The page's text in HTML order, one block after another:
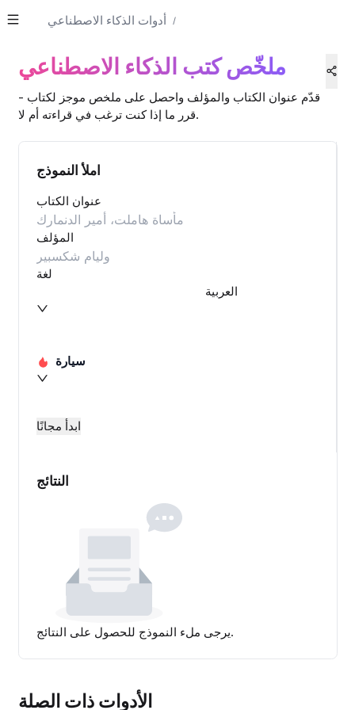
أدوات الذكاء الاصطناعي /
ملخّص كتب الذكاء الاصطناعي
قدّم عنوان الكتاب والمؤلف واحصل على ملخص موجز لكتاب -
قرر ما إذا كنت ترغب في قراءته أم لا.
املأ النموذج
عنوان الكتاب
المؤلف
لغة
العربية
سيارة
ابدأ مجانًا
النتائج
يرجى ملء النموذج للحصول على النتائج.
الأدوات ذات الصلة